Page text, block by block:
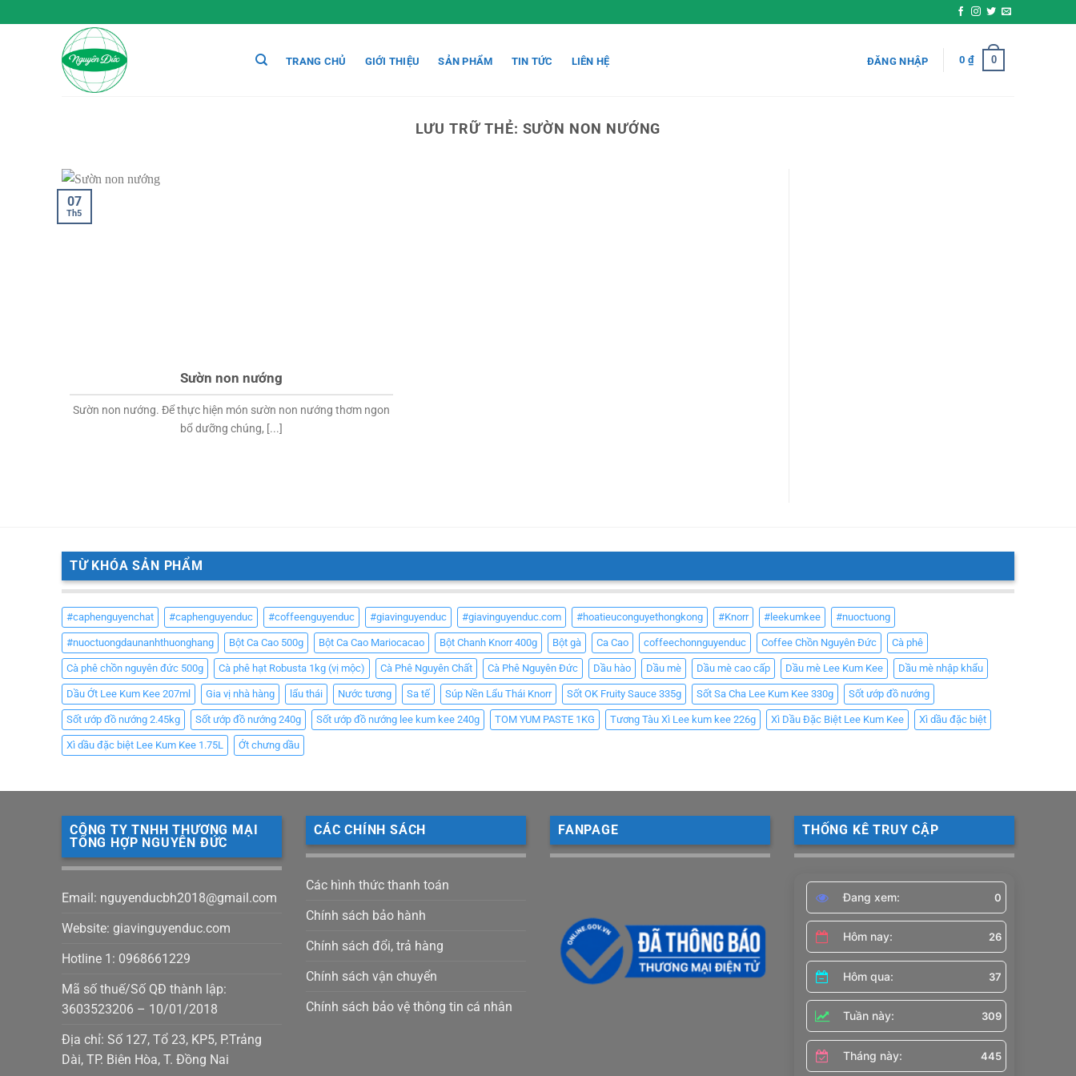
đến
TRANG CHỦ GIỚI THIỆU SẢN PHẨM TIN TỨC LIÊN HỆ ĐĂNG NHẬP 0 ₫ 0
LƯU TRỮ THẺ: SƯỜN NON NƯỚNG
Sườn non nướng
Sườn non nướng. Để thực hiện món sườn non nướng thơm ngon
bổ dưỡng chúng, [...]
07
Th5
TỪ KHÓA SẢN PHẨM
#caphenguyenchat #caphenguyenduc #coffeenguyenduc #giavinguyenduc #giavinguyenduc.com #hoatieuconguyethongkong #Knorr #leekumkee #nuoctuong
#nuoctuongdaunanhthuonghang Bột Ca Cao 500g Bột Ca Cao Mariocacao Bột Chanh Knorr 400g Bột gà Ca Cao coffeechonnguyenduc Coffee Chồn Nguyên Đức Cà phê
Cà phê chồn nguyên đức 500g Cà phê hạt Robusta 1kg (vị mộc) Cà Phê Nguyên Chất Cà Phê Nguyên Đức Dầu hào Dầu mè Dầu mè cao cấp Dầu mè Lee Kum Kee Dầu mè nhập khẩu
Dầu Ớt Lee Kum Kee 207ml Gia vị nhà hàng lẩu thái Nước tương Sa tế Súp Nền Lẩu Thái Knorr Sốt OK Fruity Sauce 335g Sốt Sa Cha Lee Kum Kee 330g Sốt ướp đồ nướng
Sốt ướp đồ nướng 2.45kg Sốt ướp đồ nướng 240g Sốt ướp đồ nướng lee kum kee 240g TOM YUM PASTE 1KG Tương Tàu Xì Lee kum kee 226g Xì Dầu Đặc Biệt Lee Kum Kee Xì dầu đặc biệt
Xì dầu đặc biệt Lee Kum Kee 1.75L Ớt chưng dầu
CÔNG TY TNHH THƯƠNG MẠI
TỔNG HỢP NGUYÊN ĐỨC
Email: nguyenducbh2018@gmail.com
Website: giavinguyenduc.com
Hotline 1: 0968661229
Mã số thuế/Số QĐ thành lập:
3603523206 – 10/01/2018
Địa chỉ: Số 127, Tổ 23, KP5, P.Trảng
Dài, TP. Biên Hòa, T. Đồng Nai
CÁC CHÍNH SÁCH
Các hình thức thanh toán
Chính sách bảo hành
Chính sách đổi, trả hàng
Chính sách vận chuyển
Chính sách bảo vệ thông tin cá nhân
FANPAGE THỐNG KÊ TRUY CẬP
Đang xem: 0
Hôm nay: 26
Hôm qua: 37
Tuần này: 309
Tháng này: 445